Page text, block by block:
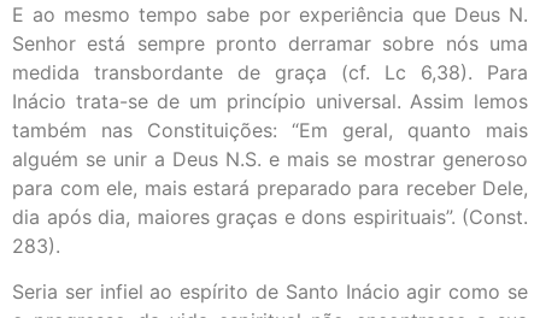
E ao mesmo tempo sabe por experiência que Deus N.
Senhor está sempre pronto derramar sobre nós uma
medida transbordante de graça (cf. Lc 6,38). Para
Inácio trata-se de um princípio universal. Assim lemos
também nas Constituições: “Em geral, quanto mais
alguém se unir a Deus N.S. e mais se mostrar generoso
para com ele, mais estará preparado para receber Dele,
dia após dia, maiores graças e dons espirituais”. (Const.
283).
Seria ser infiel ao espírito de Santo Inácio agir como se